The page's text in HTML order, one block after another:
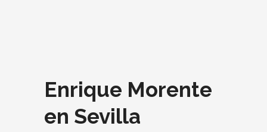
Enrique Morente
en Sevilla